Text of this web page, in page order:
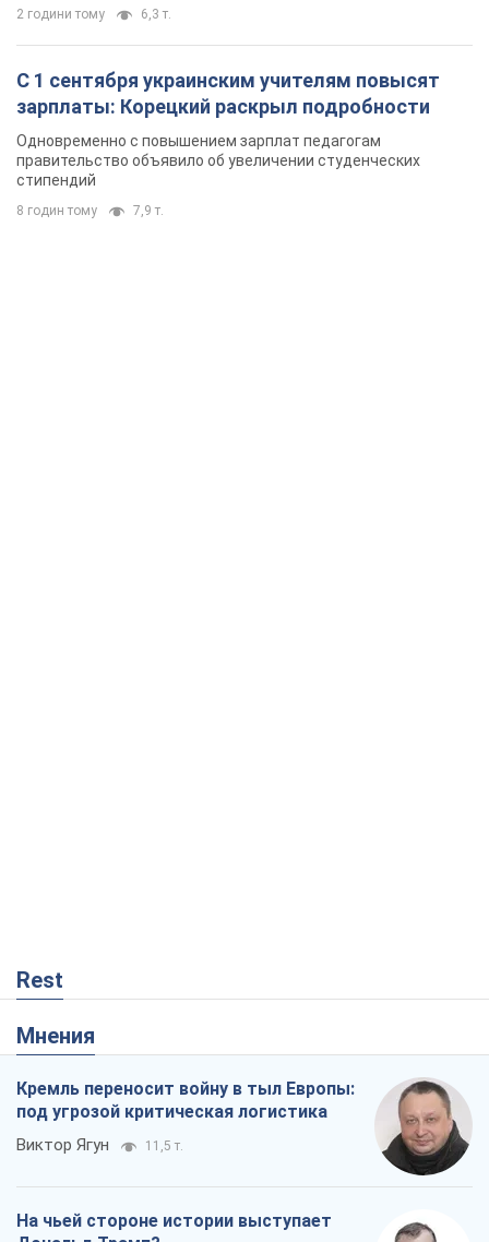
2 години тому 6,3 т.
С 1 сентября украинским учителям повысят
зарплаты: Корецкий раскрыл подробности
Одновременно с повышением зарплат педагогам
правительство объявило об увеличении студенческих
стипендий
8 годин тому 7,9 т.
Rest
Мнения
Кремль переносит войну в тыл Европы:
под угрозой критическая логистика
Виктор Ягун 11,5 т.
На чьей стороне истории выступает